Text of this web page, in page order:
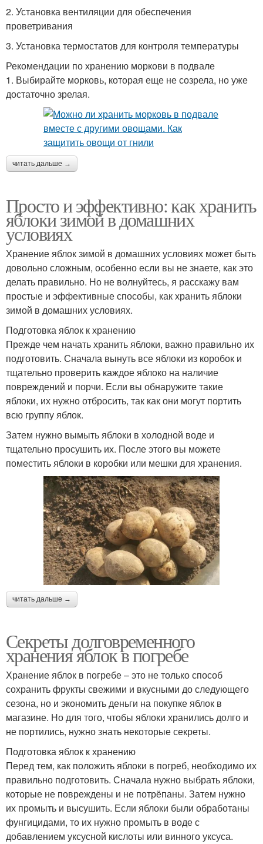
2. Установка вентиляции для обеспечения
проветривания
3. Установка термостатов для контроля температуры
Рекомендации по хранению моркови в подвале
1. Выбирайте морковь, которая еще не созрела, но уже
достаточно зрелая.
читать дальше →
Просто и эффективно: как хранить
яблоки зимой в домашних
условиях
Хранение яблок зимой в домашних условиях может быть
довольно сложным, особенно если вы не знаете, как это
делать правильно. Но не волнуйтесь, я расскажу вам
простые и эффективные способы, как хранить яблоки
зимой в домашних условиях.
Подготовка яблок к хранению
Прежде чем начать хранить яблоки, важно правильно их
подготовить. Сначала вынуть все яблоки из коробок и
тщательно проверить каждое яблоко на наличие
повреждений и порчи. Если вы обнаружите такие
яблоки, их нужно отбросить, так как они могут портить
всю группу яблок.
Затем нужно вымыть яблоки в холодной воде и
тщательно просушить их. После этого вы можете
поместить яблоки в коробки или мешки для хранения.
читать дальше →
Секреты долговременного
хранения яблок в погребе
Хранение яблок в погребе – это не только способ
сохранить фрукты свежими и вкусными до следующего
сезона, но и экономить деньги на покупке яблок в
магазине. Но для того, чтобы яблоки хранились долго и
не портились, нужно знать некоторые секреты.
Подготовка яблок к хранению
Перед тем, как положить яблоки в погреб, необходимо их
правильно подготовить. Сначала нужно выбрать яблоки,
которые не повреждены и не потрёпаны. Затем нужно
их промыть и высушить. Если яблоки были обработаны
фунгицидами, то их нужно промыть в воде с
добавлением уксусной кислоты или винного уксуса.